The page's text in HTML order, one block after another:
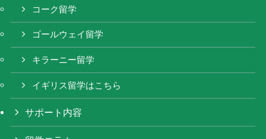
コーク留学
ゴールウェイ留学
キラーニー留学
イギリス留学はこちら
サポート内容